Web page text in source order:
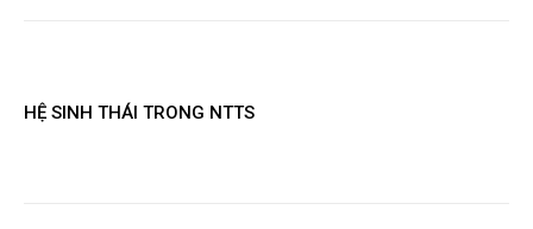
HỆ SINH THÁI TRONG NTTS